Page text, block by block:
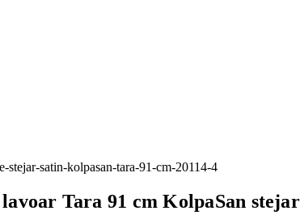
Tara 91 cm KolpaSan